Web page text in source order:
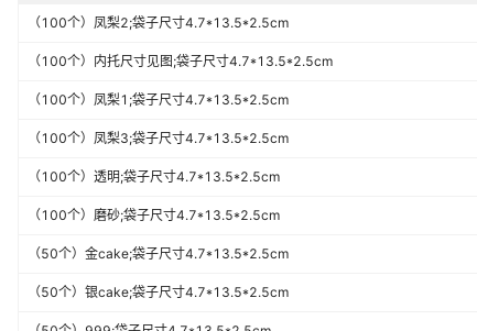
（100个）凤梨2;袋子尺寸4.7*13.5*2.5cm
（100个）内托尺寸见图;袋子尺寸4.7*13.5*2.5cm
（100个）凤梨1;袋子尺寸4.7*13.5*2.5cm
（100个）凤梨3;袋子尺寸4.7*13.5*2.5cm
（100个）透明;袋子尺寸4.7*13.5*2.5cm
（100个）磨砂;袋子尺寸4.7*13.5*2.5cm
（50个）金cake;袋子尺寸4.7*13.5*2.5cm
（50个）银cake;袋子尺寸4.7*13.5*2.5cm